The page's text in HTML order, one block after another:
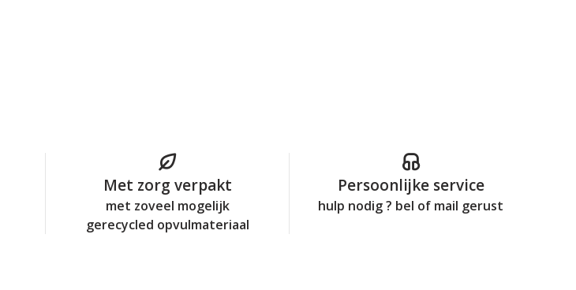
Met zorg verpakt
met zoveel mogelijk
gerecycled opvulmateriaal
Persoonlijke service
hulp nodig ? bel of mail gerust